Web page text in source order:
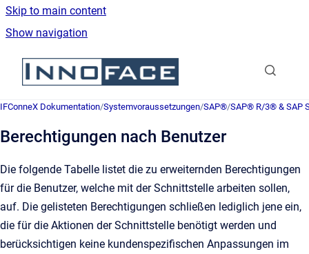
Skip to main content
Show navigation
Go to homepage
IFConneX Dokumentation/Systemvoraussetzungen/SAP®/SAP® R/3® & SAP
Berechtigungen nach Benutzer
Die folgende Tabelle listet die zu erweiternden Berechtigungen
für die Benutzer, welche mit der Schnittstelle arbeiten sollen,
auf. Die gelisteten Berechtigungen schließen lediglich jene ein,
die für die Aktionen der Schnittstelle benötigt werden und
berücksichtigen keine kundenspezifischen Anpassungen im